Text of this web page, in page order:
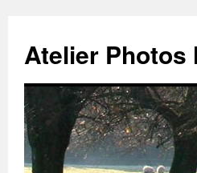
Atelier Photos